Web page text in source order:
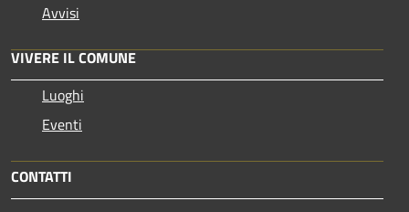
Avvisi
VIVERE IL COMUNE
Luoghi
Eventi
CONTATTI